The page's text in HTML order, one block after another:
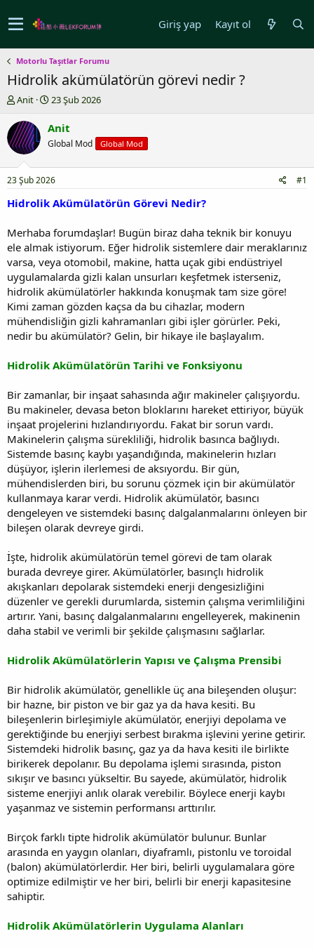
Giriş yap Kayıt ol
Motorlu Taşıtlar Forumu
Hidrolik akümülatörün görevi nedir ?
K
n
u
y
b
a
ş
t
a
n
Anit
B
ş
a
g
ı
ç
i
h
i
23 Şub 2026
Anit
Global Mod Global Mod
23 Şub 2026 #1
Hidrolik Akümülatörün Görevi Nedir?
Merhaba forumdaşlar! Bugün biraz daha teknik bir konuyu
ele almak istiyorum. Eğer hidrolik sistemlere dair meraklarınız
varsa, veya otomobil, makine, hatta uçak gibi endüstriyel
uygulamalarda gizli kalan unsurları keşfetmek isterseniz,
hidrolik akümülatörler hakkında konuşmak tam size göre!
Kimi zaman gözden kaçsa da bu cihazlar, modern
mühendisliğin gizli kahramanları gibi işler görürler. Peki,
nedir bu akümülatör? Gelin, bir hikaye ile başlayalım.
Hidrolik Akümülatörün Tarihi ve Fonksiyonu
Bir zamanlar, bir inşaat sahasında ağır makineler çalışıyordu.
Bu makineler, devasa beton bloklarını hareket ettiriyor, büyük
inşaat projelerini hızlandırıyordu. Fakat bir sorun vardı.
Makinelerin çalışma sürekliliği, hidrolik basınca bağlıydı.
Sistemde basınç kaybı yaşandığında, makinelerin hızları
düşüyor, işlerin ilerlemesi de aksıyordu. Bir gün,
mühendislerden biri, bu sorunu çözmek için bir akümülatör
kullanmaya karar verdi. Hidrolik akümülatör, basıncı
dengeleyen ve sistemdeki basınç dalgalanmalarını önleyen bir
bileşen olarak devreye girdi.
İşte, hidrolik akümülatörün temel görevi de tam olarak
burada devreye girer. Akümülatörler, basınçlı hidrolik
akışkanları depolarak sistemdeki enerji dengesizliğini
düzenler ve gerekli durumlarda, sistemin çalışma verimliliğini
artırır. Yani, basınç dalgalanmalarını engelleyerek, makinenin
daha stabil ve verimli bir şekilde çalışmasını sağlarlar.
Hidrolik Akümülatörlerin Yapısı ve Çalışma Prensibi
Bir hidrolik akümülatör, genellikle üç ana bileşenden oluşur:
bir hazne, bir piston ve bir gaz ya da hava kesiti. Bu
bileşenlerin birleşimiyle akümülatör, enerjiyi depolama ve
gerektiğinde bu enerjiyi serbest bırakma işlevini yerine getirir.
Sistemdeki hidrolik basınç, gaz ya da hava kesiti ile birlikte
birikerek depolanır. Bu depolama işlemi sırasında, piston
sıkışır ve basıncı yükseltir. Bu sayede, akümülatör, hidrolik
sisteme enerjiyi anlık olarak verebilir. Böylece enerji kaybı
yaşanmaz ve sistemin performansı arttırılır.
Birçok farklı tipte hidrolik akümülatör bulunur. Bunlar
arasında en yaygın olanları, diyaframlı, pistonlu ve toroidal
(balon) akümülatörlerdir. Her biri, belirli uygulamalara göre
optimize edilmiştir ve her biri, belirli bir enerji kapasitesine
sahiptir.
Hidrolik Akümülatörlerin Uygulama Alanları